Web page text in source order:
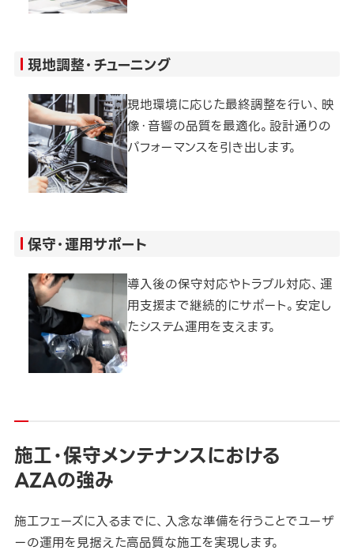
現地調整・チューニング
現地環境に応じた最終調整を行い、映
像・音響の品質を最適化。設計通りの
パフォーマンスを引き出します。
保守・運用サポート
導入後の保守対応やトラブル対応、運
用支援まで継続的にサポート。安定し
たシステム運用を支えます。
施工・保守メンテナンスにおける
AZAの強み
施工フェーズに入るまでに、入念な準備を行うことでユーザ
ーの運用を見据えた高品質な施工を実現します。